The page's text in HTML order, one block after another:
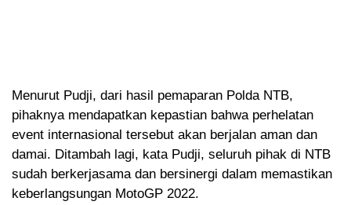
Menurut Pudji, dari hasil pemaparan Polda NTB,
pihaknya mendapatkan kepastian bahwa perhelatan
event internasional tersebut akan berjalan aman dan
damai. Ditambah lagi, kata Pudji, seluruh pihak di NTB
sudah berkerjasama dan bersinergi dalam memastikan
keberlangsungan MotoGP 2022.